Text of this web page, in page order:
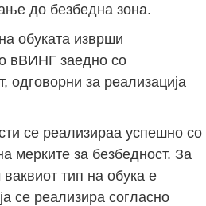
до безбедна зона.
обуката изврши
вВИНГ заедно со
одговорни за реализација
се реализираа успешно со
мерките за безбедност. За
тип на обука е
се реализира согласно